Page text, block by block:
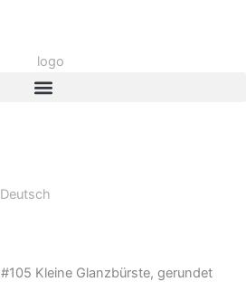
Deutsch
#105 Kleine Glanzbürste, gerundet